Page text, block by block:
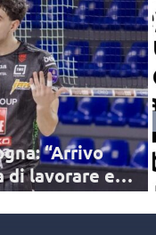
“Arrivo
di lavorare e
che andrà ad arricchire